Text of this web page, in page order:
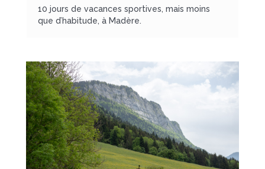
10 jours de vacances sportives, mais moins
que d’habitude, à Madère.